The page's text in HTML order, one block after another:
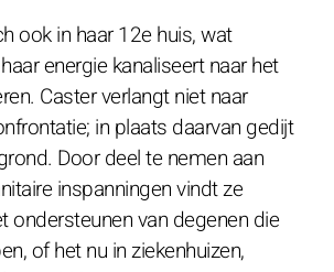
ook in haar 12e huis, wat
energie kanaliseert naar het
Caster verlangt niet naar
in plaats daarvan gedijt
Door deel te nemen aan
inspanningen vindt ze
ondersteunen van degenen die
of het nu in ziekenhuizen,